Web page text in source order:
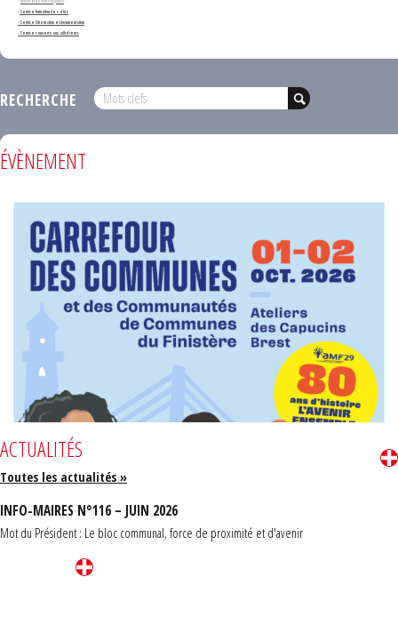
-Service formation des élus
- Service Orientation et documentation
- Services ouverts aux adhérents
RECHERCHE
ÉVÈNEMENT
ACTUALITÉS
Toutes les actualités »
INFO-MAIRES N°116 – JUIN 2026
Mot du Président : Le bloc communal, force de proximité et d'avenir